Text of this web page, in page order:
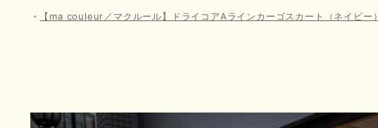
・ 【ma couleur／マクルール】ドライコアAラインカーゴスカート（ネイビー）